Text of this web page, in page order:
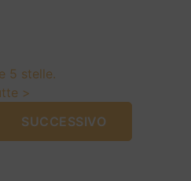
5 stelle.
>
SUCCESSIVO